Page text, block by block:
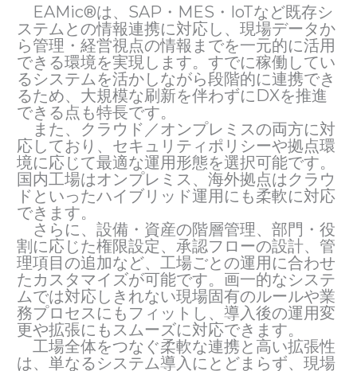
EAMic®は、SAP・MES・IoTなど既存シ
ステムとの情報連携に対応し、現場データか
ら管理・経営視点の情報までを一元的に活用
できる環境を実現します。すでに稼働してい
るシステムを活かしながら段階的に連携でき
るため、大規模な刷新を伴わずにDXを推進
できる点も特長です。
また、クラウド／オンプレミスの両方に対
応しており、セキュリティポリシーや拠点環
境に応じて最適な運用形態を選択可能です。
国内工場はオンプレミス、海外拠点はクラウ
ドといったハイブリッド運用にも柔軟に対応
できます。
さらに、設備・資産の階層管理、部門・役
割に応じた権限設定、承認フローの設計、管
理項目の追加など、工場ごとの運用に合わせ
たカスタマイズが可能です。画一的なシステ
ムでは対応しきれない現場固有のルールや業
務プロセスにもフィットし、導入後の運用変
更や拡張にもスムーズに対応できます。
工場全体をつなぐ柔軟な連携と高い拡張性
は、単なるシステム導入にとどまらず、現場